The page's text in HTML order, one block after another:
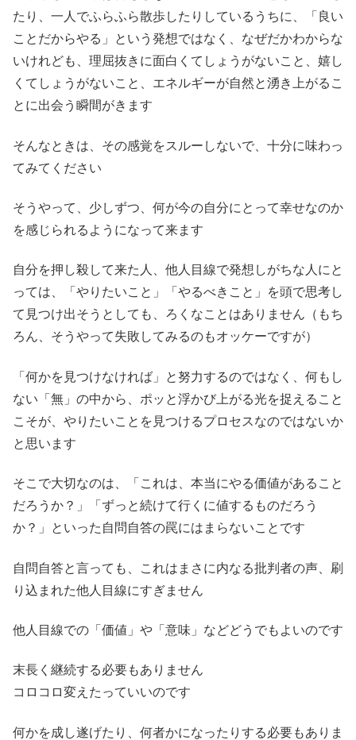
たり、一人でふらふら散歩したりしているうちに、「良い
ことだからやる」という発想ではなく、なぜだかわからな
いけれども、理屈抜きに面白くてしょうがないこと、嬉し
くてしょうがないこと、エネルギーが自然と湧き上がるこ
とに出会う瞬間がきます
そんなときは、その感覚をスルーしないで、十分に味わっ
てみてください
そうやって、少しずつ、何が今の自分にとって幸せなのか
を感じられるようになって来ます
自分を押し殺して来た人、他人目線で発想しがちな人にと
っては、「やりたいこと」「やるべきこと」を頭で思考し
て見つけ出そうとしても、ろくなことはありません（もち
ろん、そうやって失敗してみるのもオッケーですが）
「何かを見つけなければ」と努力するのではなく、何もし
ない「無」の中から、ポッと浮かび上がる光を捉えること
こそが、やりたいことを見つけるプロセスなのではないか
と思います
そこで大切なのは、「これは、本当にやる価値があること
だろうか？」「ずっと続けて行くに値するものだろう
か？」といった自問自答の罠にはまらないことです
自問自答と言っても、これはまさに内なる批判者の声、刷
り込まれた他人目線にすぎません
他人目線での「価値」や「意味」などどうでもよいのです
末長く継続する必要もありません
コロコロ変えたっていいのです
何かを成し遂げたり、何者かになったりする必要もありま